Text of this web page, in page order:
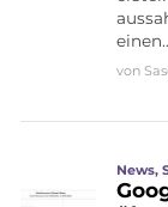
von
News,